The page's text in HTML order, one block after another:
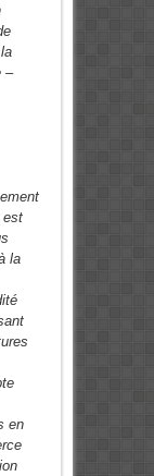
–
est
la
en